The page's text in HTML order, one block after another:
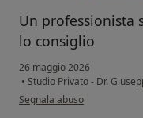
Un professionista
lo consiglio
26 maggio 2026
• Studio Privato - Dr.
secondo l'opinione
Segnala abuso